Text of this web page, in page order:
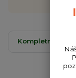
Kompletní